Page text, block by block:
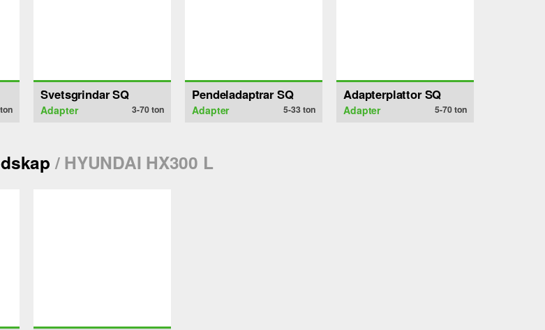
ton
Svetsgrindar SQ
Adapter 3-70ton
Pendeladaptrar SQ
Adapter 5-33ton
Adapterplattor SQ
Adapter 5-70ton
/ HYUNDAI HX300 L